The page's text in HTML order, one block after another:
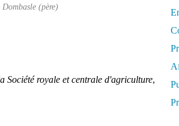
(père)
Société royale et centrale d'agriculture,